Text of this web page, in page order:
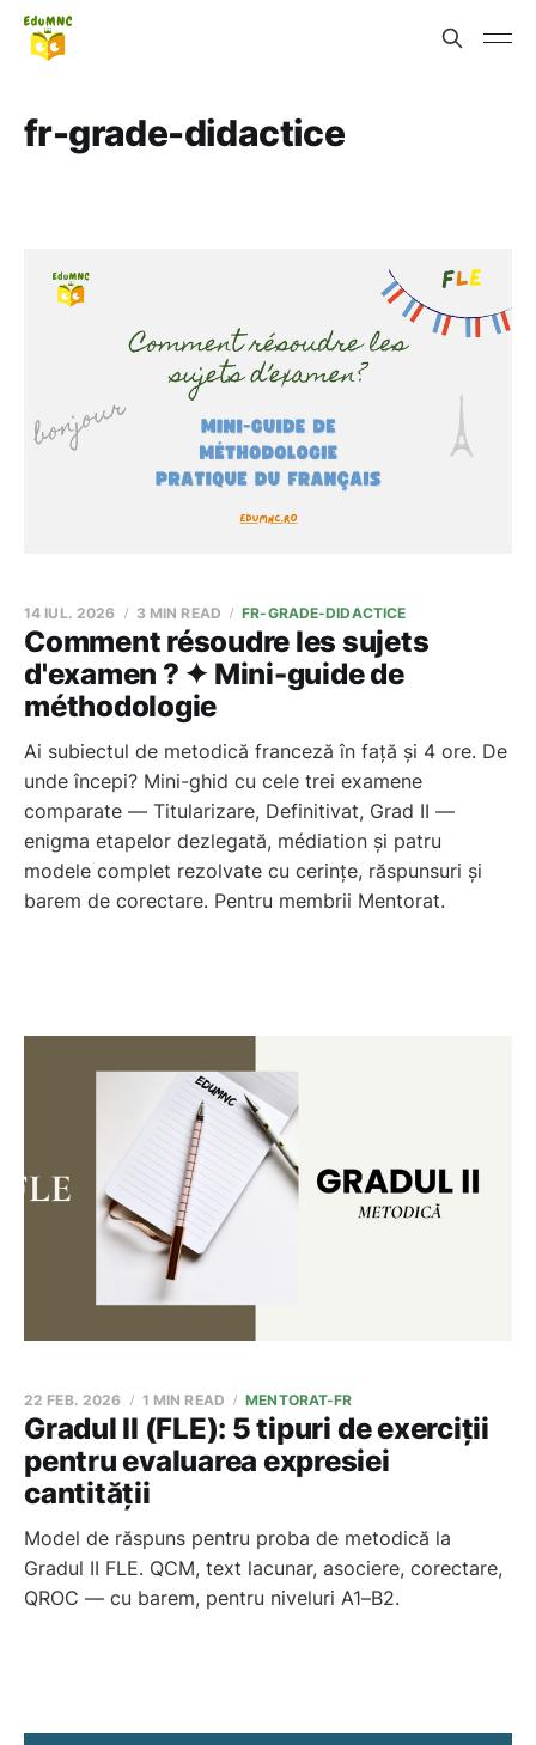
fr-grade-didactice
Comment résoudre les sujets
d'examen ? ✦ Mini-guide de
méthodologie
14 IUL. 2026 3 MIN READ FR-GRADE-DIDACTICE
Ai subiectul de metodică franceză în față și 4 ore. De
unde începi? Mini-ghid cu cele trei examene
comparate — Titularizare, Definitivat, Grad II —
enigma etapelor dezlegată, médiation și patru
modele complet rezolvate cu cerințe, răspunsuri și
barem de corectare. Pentru membrii Mentorat.
Gradul II (FLE): 5 tipuri de exerciții
pentru evaluarea expresiei
cantității
22 FEB. 2026 1 MIN READ MENTORAT-FR
Model de răspuns pentru proba de metodică la
Gradul II FLE. QCM, text lacunar, asociere, corectare,
QROC — cu barem, pentru niveluri A1–B2.